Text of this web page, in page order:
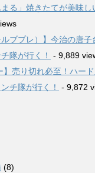
る」焼きたてが美味し
ルブプレ）】今治の唐
隊が行く！
- 9,889
】売り切れ必至！ハー
チ隊が行く！
- 9,872
(8)